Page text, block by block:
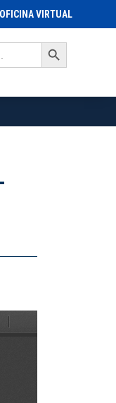
OFICINA VIRTUAL
Search Button